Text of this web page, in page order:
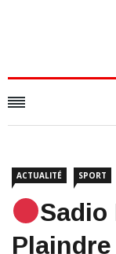
ACTUALITÉ SPORT
Sadio